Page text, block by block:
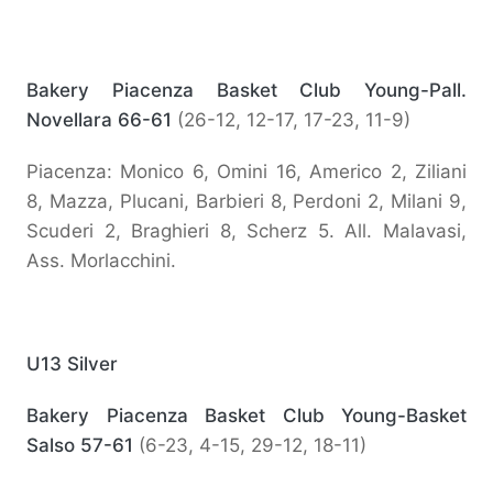
Bakery Piacenza Basket Club Young-Pall.
Novellara 66-61 (26-12, 12-17, 17-23, 11-9)
Piacenza: Monico 6, Omini 16, Americo 2, Ziliani
8, Mazza, Plucani, Barbieri 8, Perdoni 2, Milani 9,
Scuderi 2, Braghieri 8, Scherz 5. All. Malavasi,
Ass. Morlacchini.
U13 Silver
Bakery Piacenza Basket Club Young-Basket
Salso 57-61 (6-23, 4-15, 29-12, 18-11)